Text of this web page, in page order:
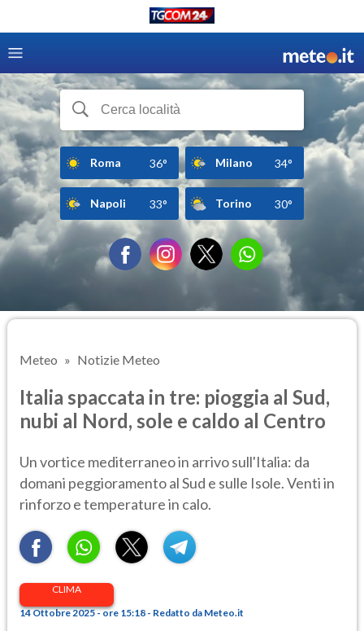
Roma 36° Milano 34°
Napoli 33° Torino 30°
Meteo Notizie Meteo
Italia spaccata in tre: pioggia al Sud,
nubi al Nord, sole e caldo al Centro
Un vortice mediterraneo in arrivo sull'Italia: da
domani peggioramento al Sud e sulle Isole. Venti in
rinforzo e temperature in calo.
CLIMA
14 Ottobre 2025 - ore 15:18 - Redatto da Meteo.it